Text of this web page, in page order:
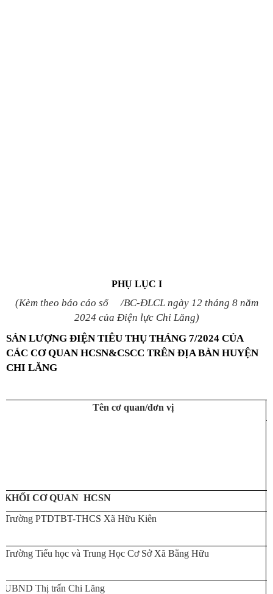
PHỤ LỤC I
(Kèm theo báo cáo số /BC-ĐLCLngày 12 tháng 8năm
2024 của Điện lực Chi Lăng)
SẢN LƯỢNG ĐIỆN TIÊU THỤ THÁNG 7/2024 CỦA
CÁC CƠ QUAN HCSN&CSCC TRÊN ĐỊA BÀN HUYỆN
CHI LĂNG
Tên cơ quan/đơn vị
KHỐI CƠ QUAN HCSN
Trường PTDTBT-THCS Xã Hữu Kiên
Trường Tiểu học và Trung Học Cơ Sở Xã Bằng Hữu
UBND Thị trấn Chi Lăng